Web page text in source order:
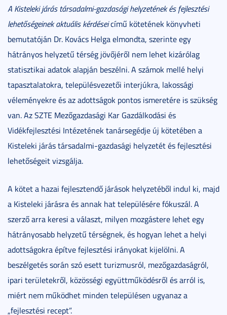
A Kisteleki járás társadalmi-gazdasági helyzetének és fejlesztési
lehetőségeinek aktuális kérdéseicímű kötetének könyvheti
bemutatóján Dr. Kovács Helga elmondta, szerinte egy
hátrányos helyzetű térség jövőjéről nem lehet kizárólag
statisztikai adatok alapján beszélni. A számok mellé helyi
tapasztalatokra, településvezetői interjúkra, lakossági
véleményekre és az adottságok pontos ismeretére is szükség
van. Az SZTE Mezőgazdasági Kar Gazdálkodási és
Vidékfejlesztési Intézetének tanársegédje új kötetében a
Kisteleki járás társadalmi-gazdasági helyzetét és fejlesztési
lehetőségeit vizsgálja.
A kötet a hazai fejlesztendő járások helyzetéből indul ki, majd
a Kisteleki járásra és annak hat településére fókuszál. A
szerző arra keresi a választ, milyen mozgástere lehet egy
hátrányosabb helyzetű térségnek, és hogyan lehet a helyi
adottságokra építve fejlesztési irányokat kijelölni. A
beszélgetés során szó esett turizmusról, mezőgazdaságról,
ipari területekről, közösségi együttműködésről és arról is,
miért nem működhet minden településen ugyanaz a
„fejlesztési recept”.